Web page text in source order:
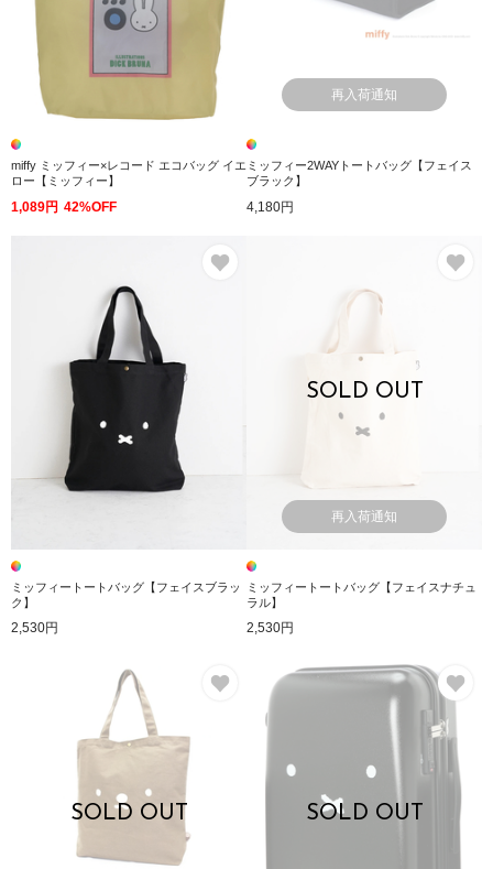
miffy ミッフィー×レコード エコバッグ イエ
ロー【ミッフィー】
1,089円 42%OFF
再入荷通知
ミッフィー2WAYトートバッグ【フェイス
ブラック】
4,180円
ミッフィートートバッグ【フェイスブラッ
ク】
2,530円
SOLD OUT
再入荷通知
ミッフィートートバッグ【フェイスナチュ
ラル】
2,530円
お気に入り
SOLD OUT SOLD OUT